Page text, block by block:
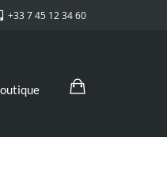
+33 7 45 12 34 60